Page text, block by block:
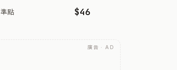
準點 $46
廣告 · AD